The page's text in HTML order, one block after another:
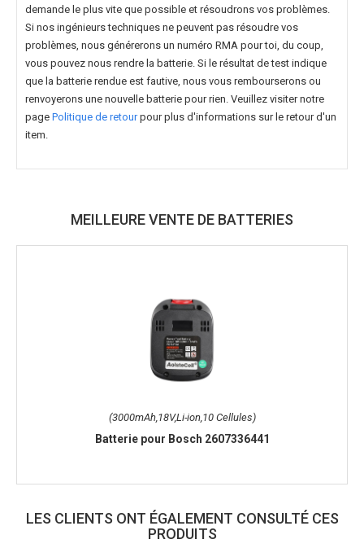
demande le plus vite que possible et résoudrons vos problèmes.
Si nos ingénieurs techniques ne peuvent pas résoudre vos
problèmes, nous générerons un numéro RMA pour toi, du coup,
vous pouvez nous rendre la batterie. Si le résultat de test indique
que la batterie rendue est fautive, nous vous rembourserons ou
renvoyerons une nouvelle batterie pour rien. Veuillez visiter notre
page Politique de retourpour plus d'informations sur le retour d'un
item.
MEILLEURE VENTE DE BATTERIES
(3000mAh,18V,Li-ion,10 Cellules)
Batterie pour Bosch 2607336441
LES CLIENTS ONT ÉGALEMENT CONSULTÉ CES
PRODUITS